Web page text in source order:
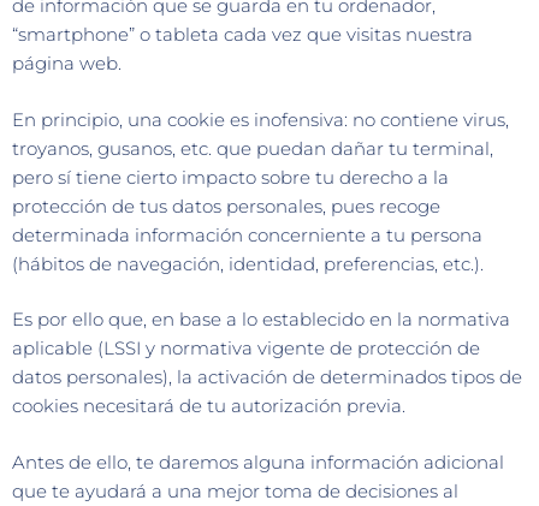
de información que se guarda en tu ordenador,
“smartphone” o tableta cada vez que visitas nuestra
página web.
En principio, una cookie es inofensiva: no contiene virus,
troyanos, gusanos, etc. que puedan dañar tu terminal,
pero sí tiene cierto impacto sobre tu derecho a la
protección de tus datos personales, pues recoge
determinada información concerniente a tu persona
(hábitos de navegación, identidad, preferencias, etc.).
Es por ello que, en base a lo establecido en la normativa
aplicable (LSSI y normativa vigente de protección de
datos personales), la activación de determinados tipos de
cookies necesitará de tu autorización previa.
Antes de ello, te daremos alguna información adicional
que te ayudará a una mejor toma de decisiones al